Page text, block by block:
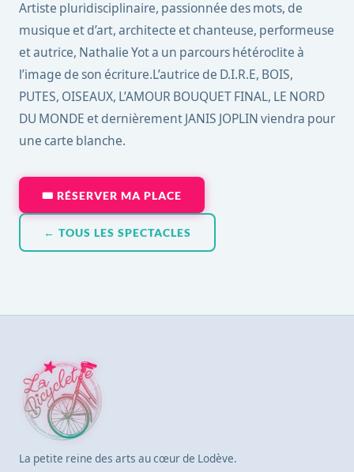
Artiste pluridisciplinaire, passionnée des mots, de
musique et d’art, architecte et chanteuse, performeuse
et autrice, Nathalie Yot a un parcours hétéroclite à
l’image de son écriture.L’autrice de D.I.R.E, BOIS,
PUTES, OISEAUX, L’AMOUR BOUQUET FINAL, LE NORD
DU MONDE et dernièrement JANIS JOPLIN viendra pour
une carte blanche.
🎟 RÉSERVER MA PLACE
← TOUS LES SPECTACLES
La petite reine des arts au cœur de Lodève.